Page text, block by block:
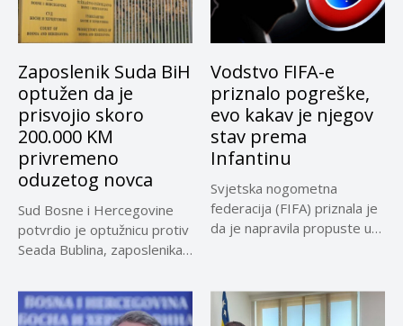
Zaposlenik Suda BiH
optužen da je
prisvojio skoro
200.000 KM
privremeno
oduzetog novca
Sud Bosne i Hercegovine
potvrdio je optužnicu protiv
Seada Bublina, zaposlenika
Vodstvo FIFA-e
priznalo pogreške,
evo kakav je njegov
stav prema
Infantinu
Svjetska nogometna
federacija (FIFA) priznala je
da je napravila propuste u